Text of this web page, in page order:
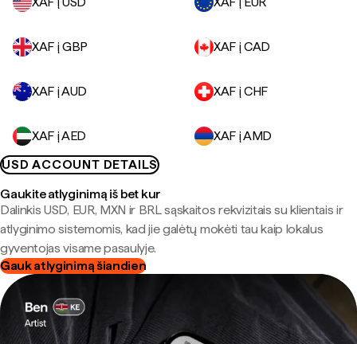
XAF į GBP XAF į CAD
XAF į AUD XAF į CHF
XAF į AED
XAF į AMD
USD ACCOUNT DETAILS
Gaukite atlyginimą iš bet kur
Dalinkis USD, EUR, MXN ir BRL sąskaitos rekvizitais su klientais ir
atlyginimo sistemomis, kad jie galėtų mokėti tau kaip lokalus
gyventojas visame pasaulyje.
Gauk atlyginimą šiandien